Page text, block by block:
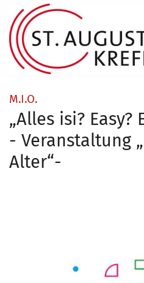
Zum Inhalt springen
M.I.O.:
„Alles isi? Easy?
- Veranstaltung
Alter“-